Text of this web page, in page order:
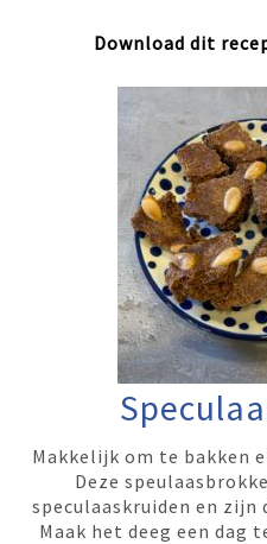
Download dit
Makkelijk om te bakken
Deze
speculaaskruiden en zijn
Maak het deeg een dag